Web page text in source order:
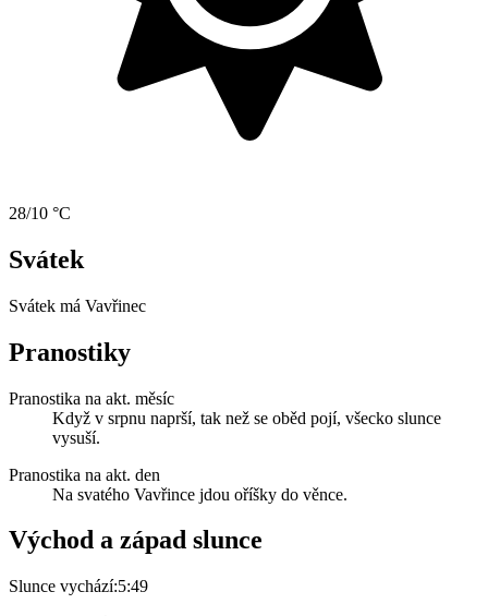
28/10 °C
Svátek
Svátek má Vavřinec
Pranostiky
Pranostika na akt. měsíc
Když v srpnu naprší, tak než se oběd pojí, všecko slunce
vysuší.
Pranostika na akt. den
Na svatého Vavřince jdou oříšky do věnce.
Východ a západ slunce
Slunce vychází:5:49